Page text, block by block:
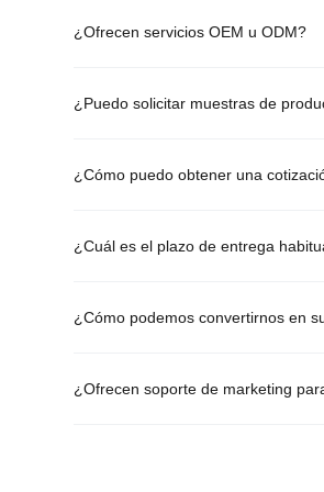
¿Ofrecen servicios OEM u ODM?
¿Puedo solicitar muestras de
¿Cómo puedo obtener una
¿Cuál es el plazo de entrega
¿Cómo podemos convertirnos en
¿Ofrecen soporte de marketing